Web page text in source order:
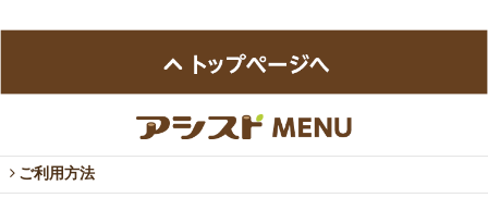
ご利用方法